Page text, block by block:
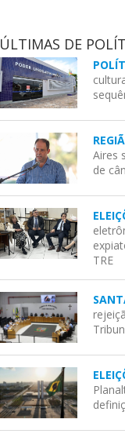
ÚLTIMAS DE
Aires
de
TRE